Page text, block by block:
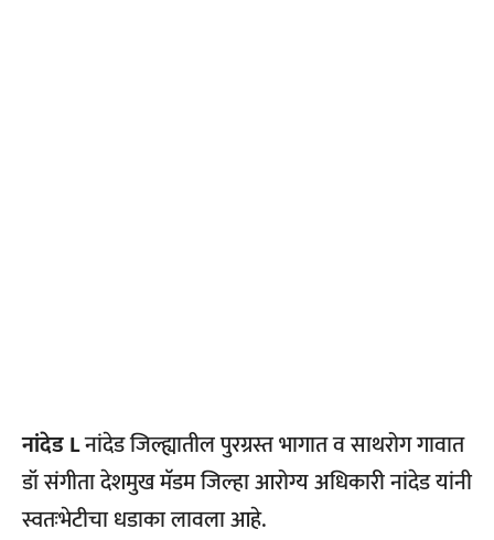
नांदेड Lनांदेड जिल्ह्यातील पुरग्रस्त भागात व साथरोग गावात
डॉ संगीता देशमुख मॅडम जिल्हा आरोग्य अधिकारी नांदेड यांनी
स्वतःभेटीचा धडाका लावला आहे.